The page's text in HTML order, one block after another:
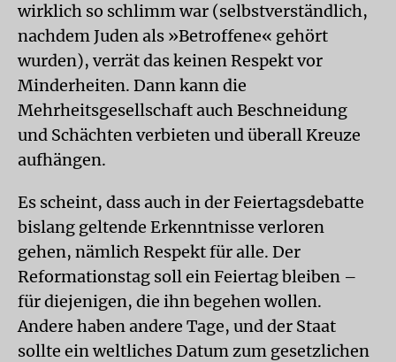
wirklich so schlimm war (selbstverständlich,
nachdem Juden als »Betroffene« gehört
wurden), verrät das keinen Respekt vor
Minderheiten. Dann kann die
Mehrheitsgesellschaft auch Beschneidung
und Schächten verbieten und überall Kreuze
aufhängen.
Es scheint, dass auch in der Feiertagsdebatte
bislang geltende Erkenntnisse verloren
gehen, nämlich Respekt für alle. Der
Reformationstag soll ein Feiertag bleiben –
für diejenigen, die ihn begehen wollen.
Andere haben andere Tage, und der Staat
sollte ein weltliches Datum zum gesetzlichen